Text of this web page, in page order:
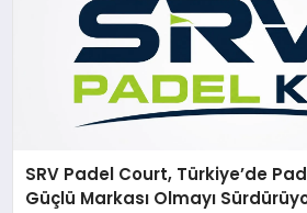
SRV Padel Court, Türkiye’de
Güçlü Markası Olmayı